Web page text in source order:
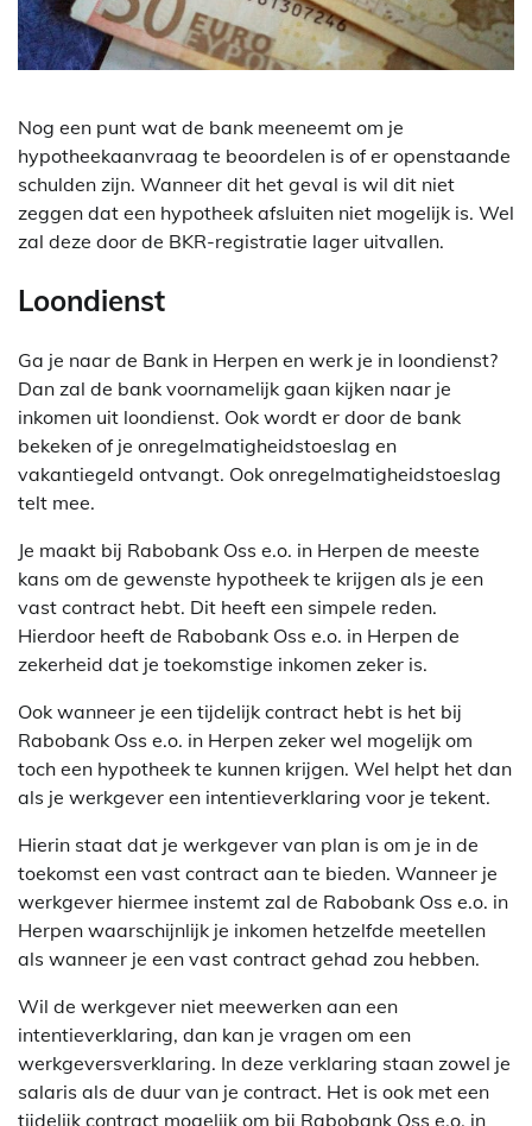
Nog een punt wat de bank meeneemt om je
hypotheekaanvraag te beoordelen is of er openstaande
schulden zijn. Wanneer dit het geval is wil dit niet
zeggen dat een hypotheek afsluiten niet mogelijk is. Wel
zal deze door de BKR-registratie lager uitvallen.
Loondienst
Ga je naar de Bank in Herpen en werk je in loondienst?
Dan zal de bank voornamelijk gaan kijken naar je
inkomen uit loondienst. Ook wordt er door de bank
bekeken of je onregelmatigheidstoeslag en
vakantiegeld ontvangt. Ook onregelmatigheidstoeslag
telt mee.
Je maakt bij Rabobank Oss e.o. in Herpen de meeste
kans om de gewenste hypotheek te krijgen als je een
vast contract hebt. Dit heeft een simpele reden.
Hierdoor heeft de Rabobank Oss e.o. in Herpen de
zekerheid dat je toekomstige inkomen zeker is.
Ook wanneer je een tijdelijk contract hebt is het bij
Rabobank Oss e.o. in Herpen zeker wel mogelijk om
toch een hypotheek te kunnen krijgen. Wel helpt het dan
als je werkgever een intentieverklaring voor je tekent.
Hierin staat dat je werkgever van plan is om je in de
toekomst een vast contract aan te bieden. Wanneer je
werkgever hiermee instemt zal de Rabobank Oss e.o. in
Herpen waarschijnlijk je inkomen hetzelfde meetellen
als wanneer je een vast contract gehad zou hebben.
Wil de werkgever niet meewerken aan een
intentieverklaring, dan kan je vragen om een
werkgeversverklaring. In deze verklaring staan zowel je
salaris als de duur van je contract. Het is ook met een
tijdelijk contract mogelijk om bij Rabobank Oss e.o. in